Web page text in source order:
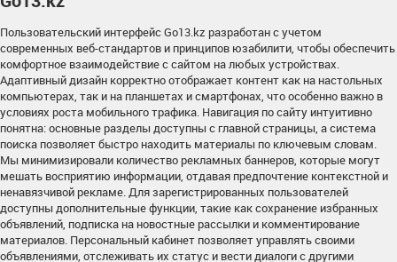
Пользовательский интерфейс Go13.kz разработан с учетом
современных веб-стандартов и принципов юзабилити, чтобы обеспечить
комфортное взаимодействие с сайтом на любых устройствах.
Адаптивный дизайн корректно отображает контент как на настольных
компьютерах, так и на планшетах и смартфонах, что особенно важно в
условиях роста мобильного трафика. Навигация по сайту интуитивно
понятна: основные разделы доступны с главной страницы, а система
поиска позволяет быстро находить материалы по ключевым словам.
Мы минимизировали количество рекламных баннеров, которые могут
мешать восприятию информации, отдавая предпочтение контекстной и
ненавязчивой рекламе. Для зарегистрированных пользователей
доступны дополнительные функции, такие как сохранение избранных
объявлений, подписка на новостные рассылки и комментирование
материалов. Персональный кабинет позволяет управлять своими
объявлениями, отслеживать их статус и вести диалоги с другими